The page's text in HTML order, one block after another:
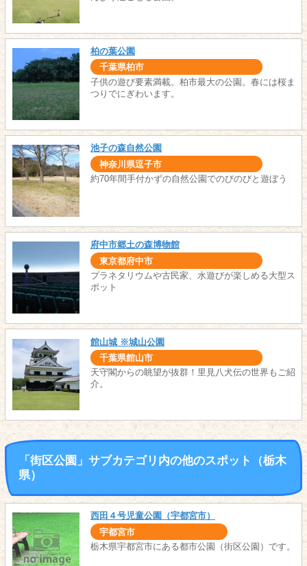
柏の葉公園
千葉県柏市
子供の遊び要素満載。柏市最大の公園。春には桜ま
つりでにぎわいます。
池子の森自然公園
神奈川県逗子市
約70年間手付かずの自然公園でのびのびと遊ぼう
府中市郷土の森博物館
東京都府中市
プラネタリウムや古民家、水遊びが楽しめる大型ス
ポット
館山城 ※城山公園
千葉県館山市
天守閣からの眺望が抜群！里見八犬伝の世界もご紹
介。
「街区公園」サブカテゴリ内の他のスポット（栃木
県）
西田４号児童公園（宇都宮市）
宇都宮市
栃木県宇都宮市にある都市公園（街区公園）です。